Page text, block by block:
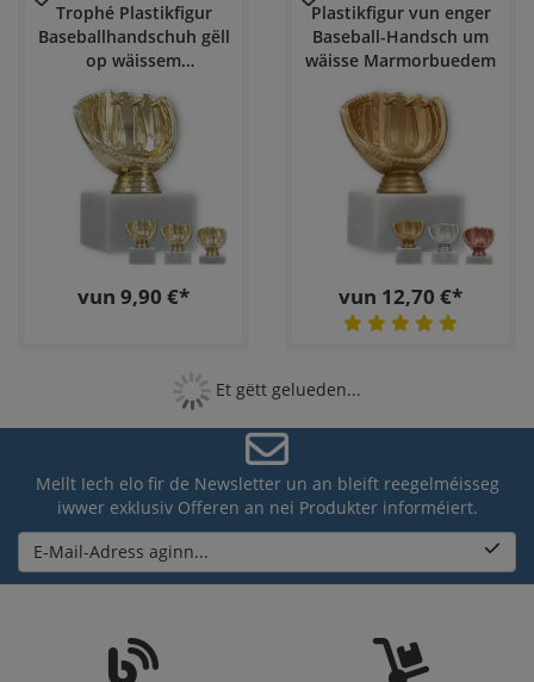
Trophé Plastikfigur
Baseballhandschuh gëll
op wäissem
Marmorbuedem
vun 9,90 €*
Plastikfigur vun enger
Baseball-Handsch um
wäisse Marmorbuedem
vun 12,70 €*
Et gëtt gelueden...
Mellt Iech elo fir de Newsletter un an bleift reegelméisseg
iwwer exklusiv Offeren an nei Produkter informéiert.
E-Mail-Adress aginn...